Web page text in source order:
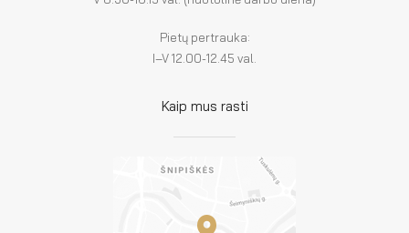
Pietų pertrauka:
I–V 12.00-12.45 val.
Kaip mus rasti